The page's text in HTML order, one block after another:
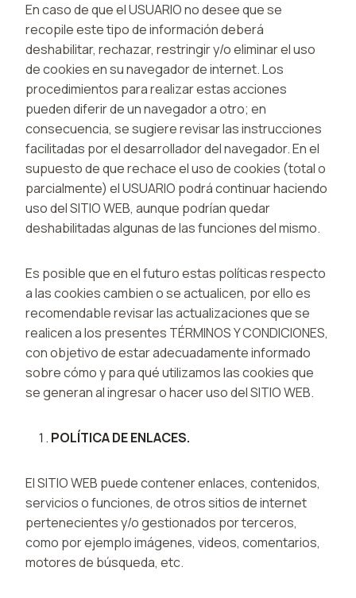
En caso de que el USUARIO no desee que se
recopile este tipo de información deberá
deshabilitar, rechazar, restringir y/o eliminar el uso
de cookies en su navegador de internet. Los
procedimientos para realizar estas acciones
pueden diferir de un navegador a otro; en
consecuencia, se sugiere revisar las instrucciones
facilitadas por el desarrollador del navegador. En el
supuesto de que rechace el uso de cookies (total o
parcialmente) el USUARIO podrá continuar haciendo
uso del SITIO WEB, aunque podrían quedar
deshabilitadas algunas de las funciones del mismo.
Es posible que en el futuro estas políticas respecto
a las cookies cambien o se actualicen, por ello es
recomendable revisar las actualizaciones que se
realicen a los presentes TÉRMINOS Y CONDICIONES,
con objetivo de estar adecuadamente informado
sobre cómo y para qué utilizamos las cookies que
se generan al ingresar o hacer uso del SITIO WEB.
POLÍTICA DE ENLACES.
El SITIO WEB puede contener enlaces, contenidos,
servicios o funciones, de otros sitios de internet
pertenecientes y/o gestionados por terceros,
como por ejemplo imágenes, videos, comentarios,
motores de búsqueda, etc.